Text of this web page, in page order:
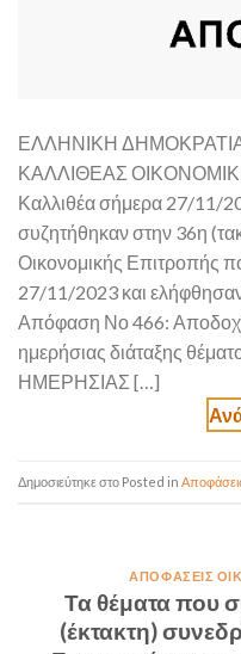
ΕΛΛΗΝΙΚΗ
ΚΑΛΛΙΘΕΑΣ
Καλλιθέα σήμερα 27/11/
συζητήθηκαν στην 36η
Οικονομικής Επιτροπής
27/11/2023 και
Απόφαση Νο 466:
ημερήσιας διάταξης
ΗΜΕΡΗΣΙΑΣ […]
Posted in
ΑΠΟΦΆΣΕΙΣ
Τα θέματα που
(έκτακτη)